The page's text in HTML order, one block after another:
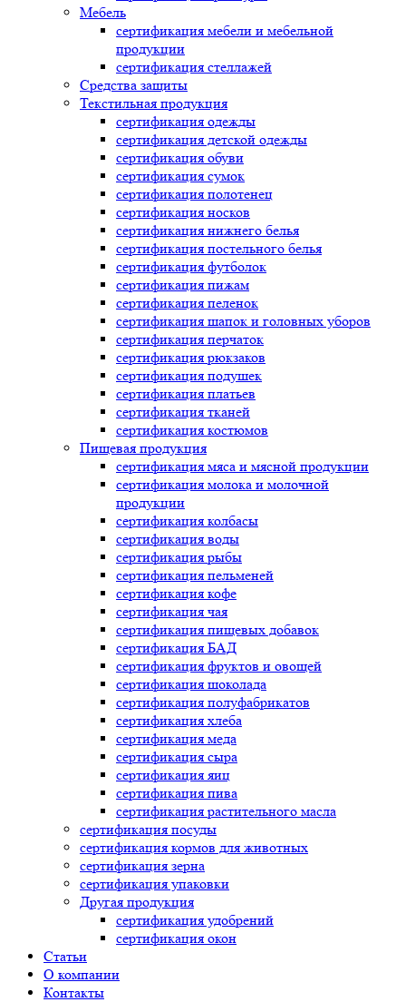
Мебель
сертификация мебели и мебельной
продукции
сертификация стеллажей
Средства защиты
Текстильная продукция
сертификация одежды
сертификация детской одежды
сертификация обуви
сертификация сумок
сертификация полотенец
сертификация носков
сертификация нижнего белья
сертификация постельного белья
сертификация футболок
сертификация пижам
сертификация пеленок
сертификация шапок и головных уборов
сертификация перчаток
сертификация рюкзаков
сертификация подушек
сертификация платьев
сертификация тканей
сертификация костюмов
Пищевая продукция
сертификация мяса и мясной продукции
сертификация молока и молочной
продукции
сертификация колбасы
сертификация воды
сертификация рыбы
сертификация пельменей
сертификация кофе
сертификация чая
сертификация пищевых добавок
сертификация БАД
сертификация фруктов и овощей
сертификация шоколада
сертификация полуфабрикатов
сертификация хлеба
сертификация меда
сертификация сыра
сертификация яиц
сертификация пива
сертификация растительного масла
сертификация посуды
сертификация кормов для животных
сертификация зерна
сертификация упаковки
Другая продукция
сертификация удобрений
сертификация окон
Статьи
О компании
Контакты